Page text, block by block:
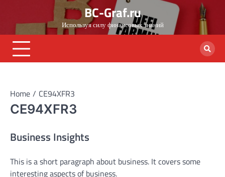
content
BC-Graf.ru
Используя силу финансовых знаний
Home CE94XFR3
CE94XFR3
Business Insights
This is a short paragraph about business. It covers some
interesting aspects of business.